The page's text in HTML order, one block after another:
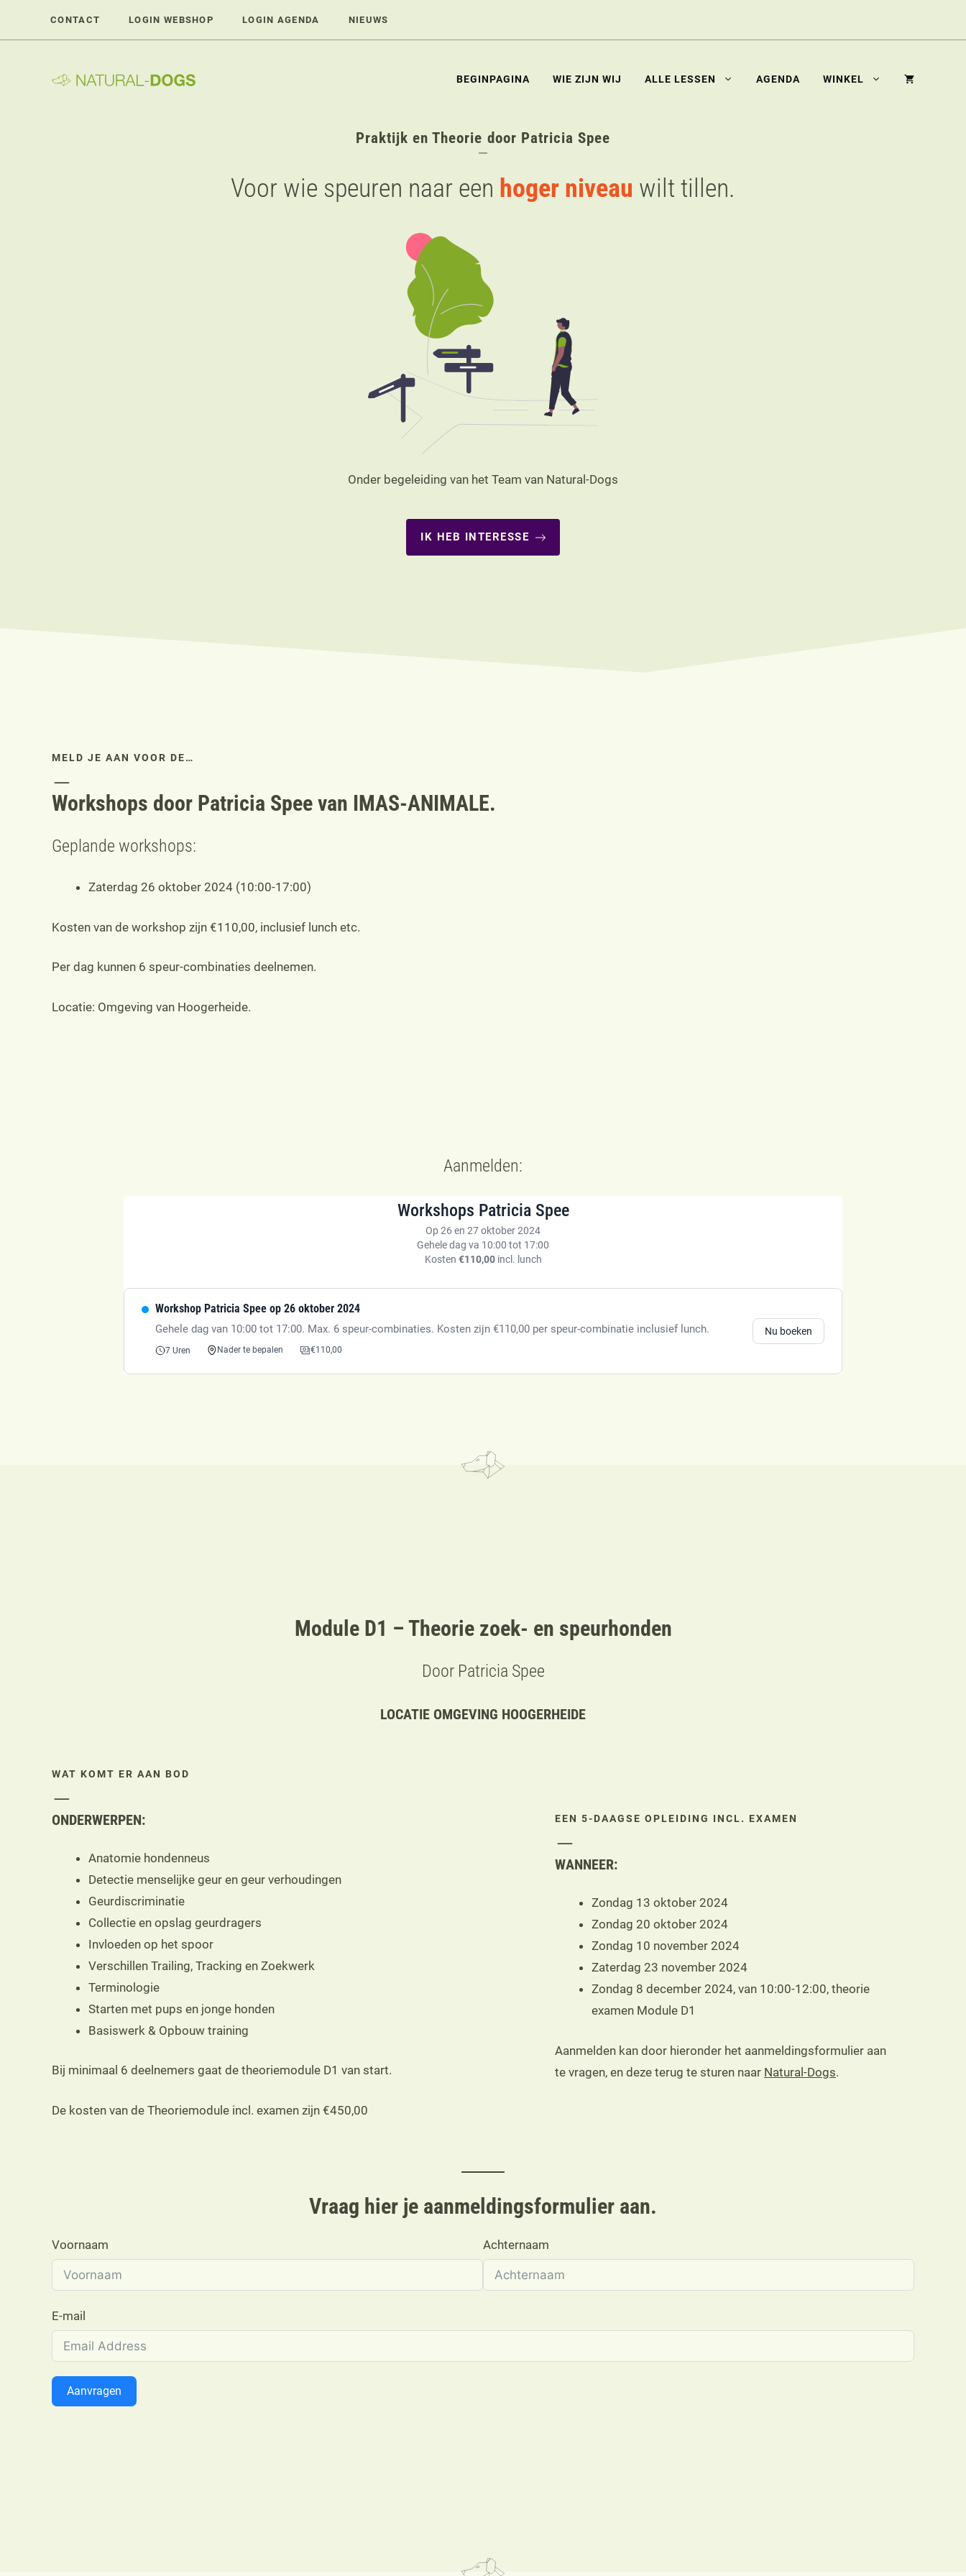
CONTACT LOGIN WEBSHOP LOGIN AGENDA NIEUWS
BEGINPAGINA WIE ZIJN WIJ ALLE LESSEN AGENDA WINKEL
Praktijk en Theorie door Patricia Spee
Voor wie speuren naar een hoger niveau wilt tillen.
Onder begeleiding van het Team van Natural-Dogs
IK HEB INTERESSE
MELD JE AAN VOOR DE…
Workshops door Patricia Spee van IMAS-ANIMALE.
Geplande workshops:
Zaterdag 26 oktober 2024 (10:00-17:00)
Kosten van de workshop zijn €110,00, inclusief lunch etc.
Per dag kunnen 6 speur-combinaties deelnemen.
Locatie: Omgeving van Hoogerheide.
Aanmelden:
Workshops Patricia Spee
Op 26 en 27 oktober 2024
Gehele dag va 10:00 tot 17:00
Kosten €110,00incl. lunch
Workshop Patricia Spee op 26 oktober 2024
Gehele dag van 10:00 tot 17:00. Max. 6 speur-combinaties. Kosten zijn €110,00 per speur-combinatie inclusief lunch.
7 Uren Nader te bepalen €110,00
Nu boeken
Module D1 – Theorie zoek- en speurhonden
Door Patricia Spee
LOCATIE OMGEVING HOOGERHEIDE
WAT KOMT ER AAN BOD
ONDERWERPEN:
Anatomie hondenneus
Detectie menselijke geur en geur verhoudingen
Geurdiscriminatie
Collectie en opslag geurdragers
Invloeden op het spoor
Verschillen Trailing, Tracking en Zoekwerk
Terminologie
Starten met pups en jonge honden
Basiswerk & Opbouw training
Bij minimaal 6 deelnemers gaat de theoriemodule D1 van start.
De kosten van de Theoriemodule incl. examen zijn €450,00
EEN 5-DAAGSE OPLEIDING INCL. EXAMEN
WANNEER:
Zondag 13 oktober 2024
Zondag 20 oktober 2024
Zondag 10 november 2024
Zaterdag 23 november 2024
Zondag 8 december 2024, van 10:00-12:00, theorie
examen Module D1
Aanmelden kan door hieronder het aanmeldingsformulier aan
te vragen, en deze terug te sturen naar Natural-Dogs.
Vraag hier je aanmeldingsformulier aan.
Voornaam Achternaam
E-mail
Aanvragen